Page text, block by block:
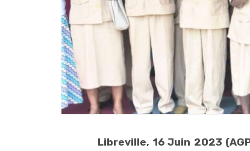
Libreville, 16 Juin 2023